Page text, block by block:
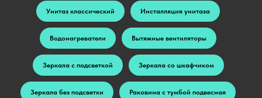
Унитаз классический Инсталляция унитаза
Водонагреватели Вытяжные вентиляторы
Зеркала с подсветкой Зеркала со шкафчиком
Зеркала без подсветки Раковина с тумбой подвесная